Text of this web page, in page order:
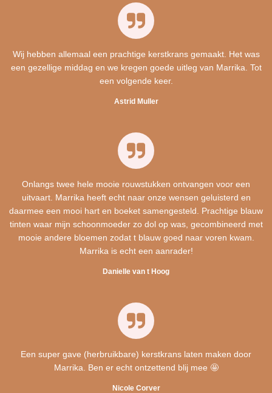
Wij hebben allemaal een prachtige kerstkrans gemaakt. Het was
een gezellige middag en we kregen goede uitleg van Marrika. Tot
een volgende keer.
Astrid Muller
Onlangs twee hele mooie rouwstukken ontvangen voor een
uitvaart. Marrika heeft echt naar onze wensen geluisterd en
daarmee een mooi hart en boeket samengesteld. Prachtige blauw
tinten waar mijn schoonmoeder zo dol op was, gecombineerd met
mooie andere bloemen zodat t blauw goed naar voren kwam.
Marrika is echt een aanrader!
Danielle van t Hoog
Een super gave (herbruikbare) kerstkrans laten maken door
Marrika. Ben er echt ontzettend blij mee 🤩
Nicole Corver